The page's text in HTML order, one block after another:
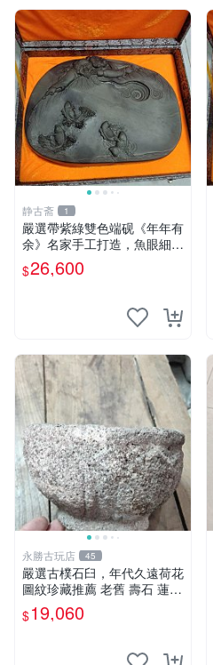
静古斋 1
嚴選帶紫綠雙色端砚《年年有
余》名家手工打造，魚眼細膩
透亮，氣勢非凡適合收藏 端
砚 石頭 鱼紋
$26,600
永勝古玩店 45
嚴選古樸石臼，年代久遠荷花
圖紋珍藏推薦 老舊 壽石 蓮花
石臼 古物
$19,060